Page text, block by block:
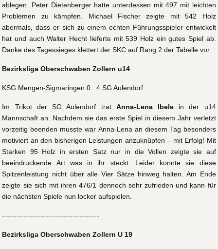
ablegen. Peter Dietenberger hatte unterdessen mit 497 mit leichten
Problemen zu kämpfen. Michael Fischer zeigte mit 542 Holz
abermals, dass er sich zu einem echten Führungsspieler entwickelt
hat und auch Walter Hecht lieferte mit 539 Holz ein gutes Spiel ab.
Danke des Tagessieges klettert der SKC auf Rang 2 der Tabelle vor.
Bezirksliga Oberschwaben Zollern u14
KSG Mengen-Sigmaringen 0 : 4 SG Aulendorf
Im Trikot der SG Aulendorf trat Anna-Lena Ibelein der u14
Mannschaft an. Nachdem sie das erste Spiel in diesem Jahr verletzt
vorzeitig beenden musste war Anna-Lena an diesem Tag besonders
motiviert an den bisherigen Leistungen anzuknüpfen – mit Erfolg! Mit
Starken 95 Holz in ersten Satz nur in die Vollen zeigte sie auf
beeindruckende Art was in ihr steckt. Leider konnte sie diese
Spitzenleistung nicht über alle Vier Sätze hinweg halten. Am Ende
zeigte sie sich mit ihren 476/1 dennoch sehr zufrieden und kann für
die nächsten Spiele nun locker aufspielen.
----------------------------------------
Bezirksliga Oberschwaben Zollern U 19